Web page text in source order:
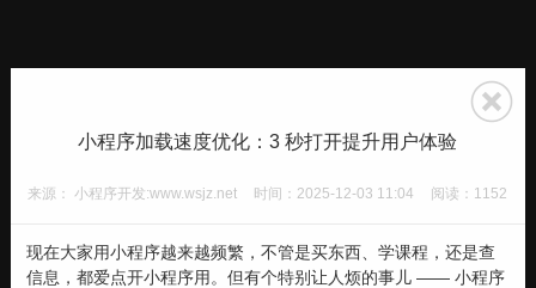
小程序加载速度优化：3 秒打开提升用户体验
来源： 小程序开发:www.wsjz.net 时间：2025-12-03 11:04 阅读：1152
现在大家用小程序越来越频繁，不管是买东西、学课程，还是查
信息，都爱点开小程序用。但有个特别让人烦的事儿 —— 小程序